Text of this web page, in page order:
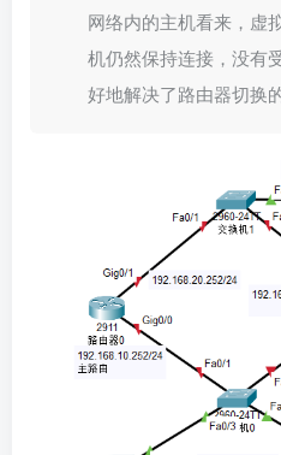
网络内的主机看来，虚
机仍然保持连接，没有
好地解决了路由器切换